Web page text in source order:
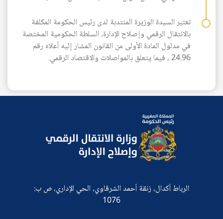
تعتبر السيدة الوزيرة المنتدبة لدى رئيس الحكومة المكلفة
بالانتقال الرقمي وإصلاح الإدارة، السلطة الحكومية المختصة
في مدلول المادة الأولى من القانون المشار إليه أعلاه رقم
24.96 ، فيما يتعلق بالمواصلات والاقتصاد الرقمي.
الرباط أكدال، زنقة أحمد الشرقاوي، الحي الإداري، ص ب:
1076